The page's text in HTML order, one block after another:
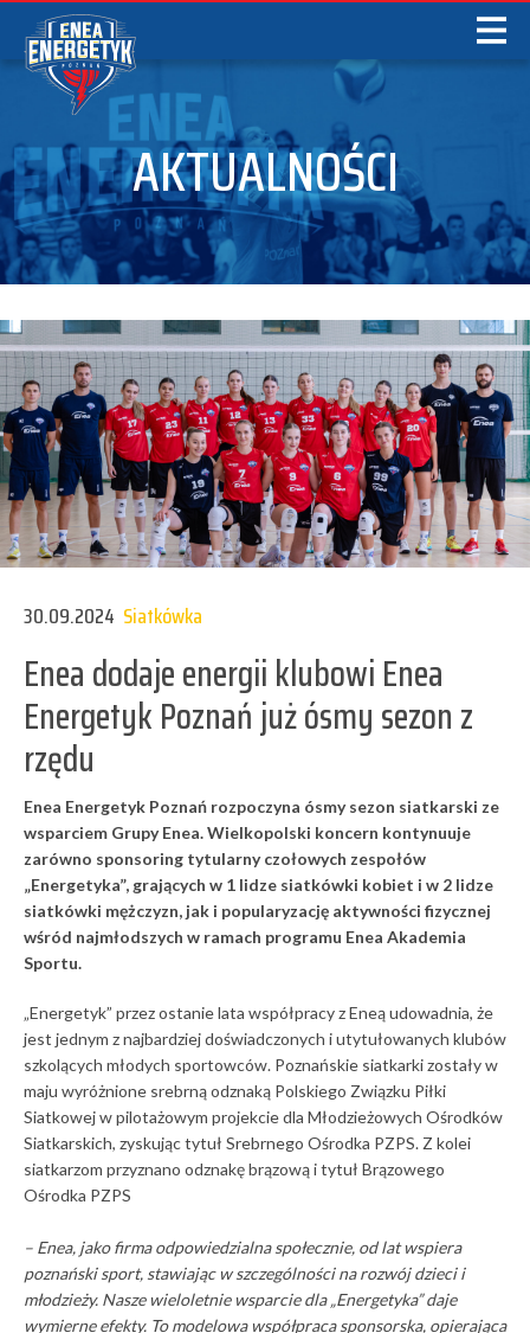
AKTUALNOŚCI
30.09.2024 Siatkówka
Enea dodaje energii klubowi Enea
Energetyk Poznań już ósmy sezon z
rzędu
Enea Energetyk Poznań rozpoczyna ósmy sezon siatkarski ze
wsparciem Grupy Enea. Wielkopolski koncern kontynuuje
zarówno sponsoring tytularny czołowych zespołów
„Energetyka”, grających w 1 lidze siatkówki kobiet i w 2 lidze
siatkówki mężczyzn, jak i popularyzację aktywności fizycznej
wśród najmłodszych w ramach programu Enea Akademia
Sportu.
„Energetyk” przez ostanie lata współpracy z Eneą udowadnia, że
jest jednym z najbardziej doświadczonych i utytułowanych klubów
szkolących młodych sportowców. Poznańskie siatkarki zostały w
maju wyróżnione srebrną odznaką Polskiego Związku Piłki
Siatkowej w pilotażowym projekcie dla Młodzieżowych Ośrodków
Siatkarskich, zyskując tytuł Srebrnego Ośrodka PZPS. Z kolei
siatkarzom przyznano odznakę brązową i tytuł Brązowego
Ośrodka PZPS
– Enea, jako firma odpowiedzialna społecznie, od lat wspiera
poznański sport, stawiając w szczególności na rozwój dzieci i
młodzieży. Nasze wieloletnie wsparcie dla „Energetyka” daje
wymierne efekty. To modelowa współpraca sponsorska, opierająca